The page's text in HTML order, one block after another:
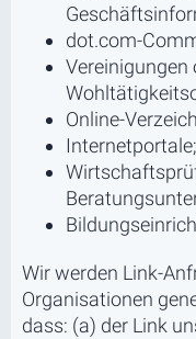
dot.com-
Vereinigungen
Online-
Internetportale;
Wir werden Link-
Organisationen
dass: (a) der Link